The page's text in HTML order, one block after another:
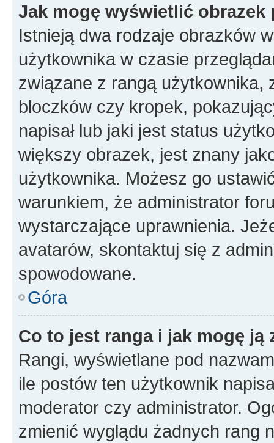
Jak mogę wyświetlić
Istnieją dwa rodzaje obrazków
użytkownika w czasie
związane z rangą użytkownika,
bloczków czy kropek,
napisał lub jaki jest status
większy obrazek, jest znany
użytkownika. Możesz go
warunkiem, że administrator
wystarczające uprawnienia.
avatarów, skontaktuj się z
spowodowane.
Góra
Co to jest ranga i jak mogę ją
Rangi, wyświetlane pod
ile postów ten użytkownik
moderator czy administrator.
zmienić wyglądu żadnych rang